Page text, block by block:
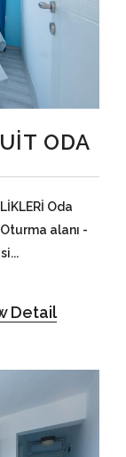
ODA
Oda
alanı -
Detail